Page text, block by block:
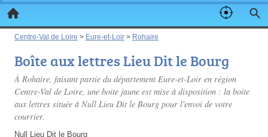
Centre-Val de Loire > Eure-et-Loir > Rohaire
Boîte aux lettres Lieu Dit le Bourg
À Rohaire, faisant partie du département Eure-et-Loir en région
Centre-Val de Loire, une boite jaune est mise à disposition : la boite
aux lettres située à Null Lieu Dit le Bourg pour l'envoi de votre
courrier.
Null Lieu Dit le Bourg